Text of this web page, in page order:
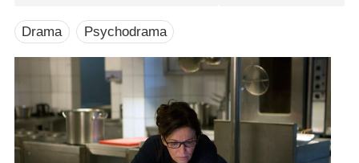
Drama Psychodrama